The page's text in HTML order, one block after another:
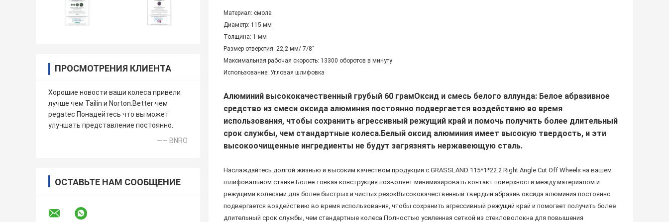
ПРОСМОТРЕНИЯ КЛИЕНТА
Хорошие новости ваши колеса привели
лучше чем Tailin и Norton.Better чем
pegatec Понадейтесь что вы может
улучшать представление постоянно.
—— BNRO
ОСТАВЬТЕ НАМ СООБЩЕНИЕ
Материал: смола
Диаметр: 115 мм
Толщина: 1 мм
Размер отверстия: 22,2 мм/ 7/8"
Максимальная рабочая скорость: 13300 оборотов в минуту
Использование: Угловая шлифовка
Алюминий высококачественный грубый 60 грамОксид и смесь белого аллунда: Белое абразивное
средство из смеси оксида алюминия постоянно подвергается воздействию во время
использования, чтобы сохранить агрессивный режущий край и помочь получить более длительный
срок службы, чем стандартные колеса.Белый оксид алюминия имеет высокую твердость, и эти
высокоочищенные ингредиенты не будут загрязнять нержавеющую сталь.
Наслаждайтесь долгой жизнью и высоким качеством продукции с GRASSLAND 115*1*22.2 Right Angle Cut Off Wheels на вашем
шлифовальном станке.Более тонкая конструкция позволяет минимизировать контакт поверхности между материалом и
режущими колесами для более быстрых и чистых резокВысококачественный твердый абразив оксида алюминия постоянно
подвергается воздействию во время использования, чтобы сохранить агрессивный режущий край и помогает получить более
длительный срок службы, чем стандартные колеса.Полностью усиленная сеткой из стекловолокна для повышения